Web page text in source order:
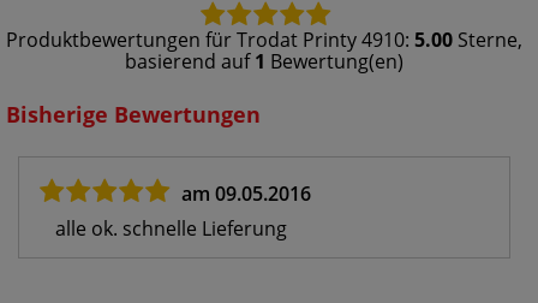
Produktbewertungen fürTrodat Printy 4910: 5.00 Sterne,
basierend auf1 Bewertung(en)
Bisherige Bewertungen
am 09.05.2016
alle ok. schnelle Lieferung